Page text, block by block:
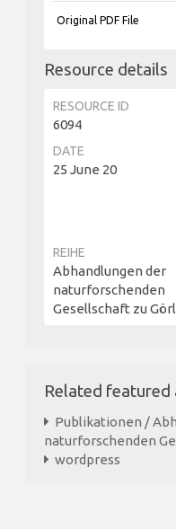
Original PDF File
Resource details
RESOURCE ID
6094
DATE
25 June 20
REIHE
Abhandlungen der
naturforschenden
Gesellschaft zu
Related featured
Publikationen /
naturforschenden
wordpress